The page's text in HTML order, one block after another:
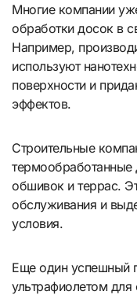
Многие компании
обработки досок в
Например,
используют
поверхности и
эффектов.
Строительные
термообработанные
обшивок и террас.
обслуживания и
условия.
Еще один успешный
ультрафиолетом для